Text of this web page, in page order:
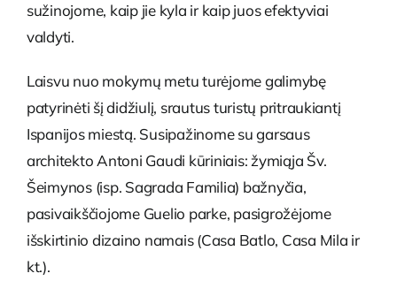
sužinojome, kaip jie kyla ir kaip juos efektyviai
valdyti.
Laisvu nuo mokymų metu turėjome galimybę
patyrinėti šį didžiulį, srautus turistų pritraukiantį
Ispanijos miestą. Susipažinome su garsaus
architekto Antoni Gaudi kūriniais: žymiąja Šv.
Šeimynos (isp. Sagrada Familia) bažnyčia,
pasivaikščiojome Guelio parke, pasigrožėjome
išskirtinio dizaino namais (Casa Batlo, Casa Mila ir
kt.).